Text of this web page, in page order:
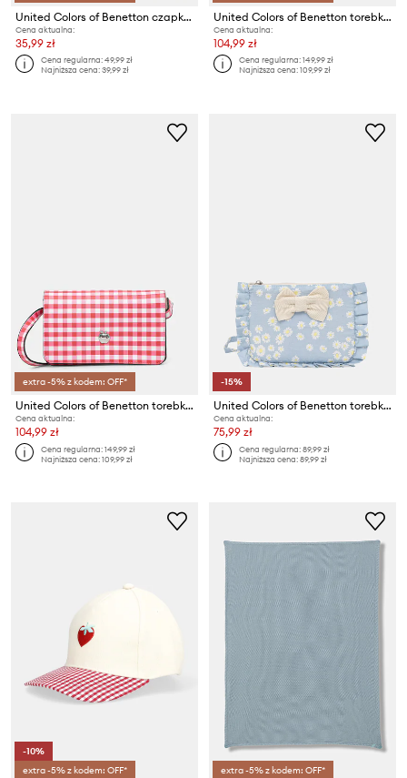
United Colors of Benetton czapka niemowlęca bawełniana
Cena aktualna:
35,99 zł
Cena regularna:49,99 zł
Najniższa cena:39,99 zł
United Colors of Benetton torebka dziecięca z imitacji skóry
Cena aktualna:
104,99 zł
Cena regularna:149,99 zł
Najniższa cena:109,99 zł
extra -5% z kodem: OFF*
United Colors of Benetton torebka dziecięca z imitacji skóry
Cena aktualna:
104,99 zł
Cena regularna:149,99 zł
Najniższa cena:109,99 zł
-15%
United Colors of Benetton torebka crossbody dziecięca bawełniana
Cena aktualna:
75,99 zł
Cena regularna:89,99 zł
Najniższa cena:89,99 zł
-10%
extra -5% z kodem: OFF*
extra -5% z kodem: OFF*